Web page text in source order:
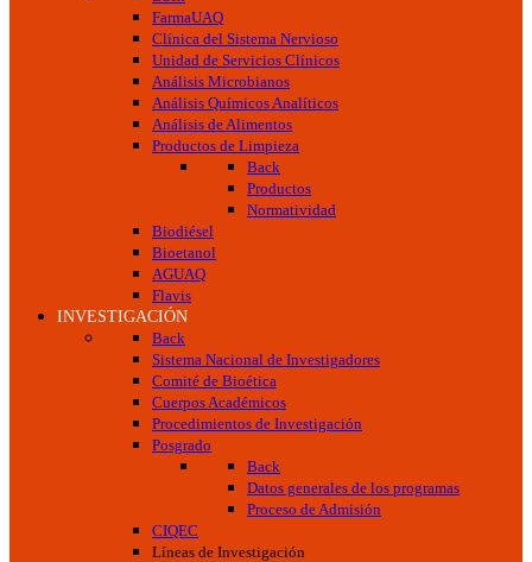
FarmaUAQ
Clínica del Sistema Nervioso
Unidad de Servicios Clínicos
Análisis Microbianos
Análisis Químicos Analíticos
Análisis de Alimentos
Productos de Limpieza
Back
Productos
Normatividad
Biodiésel
Bioetanol
AGUAQ
Flavis
INVESTIGACIÓN
Back
Sistema Nacional de Investigadores
Comité de Bioética
Cuerpos Académicos
Procedimientos de Investigación
Posgrado
Back
Datos generales de los programas
Proceso de Admisión
CIQEC
Líneas de Investigación